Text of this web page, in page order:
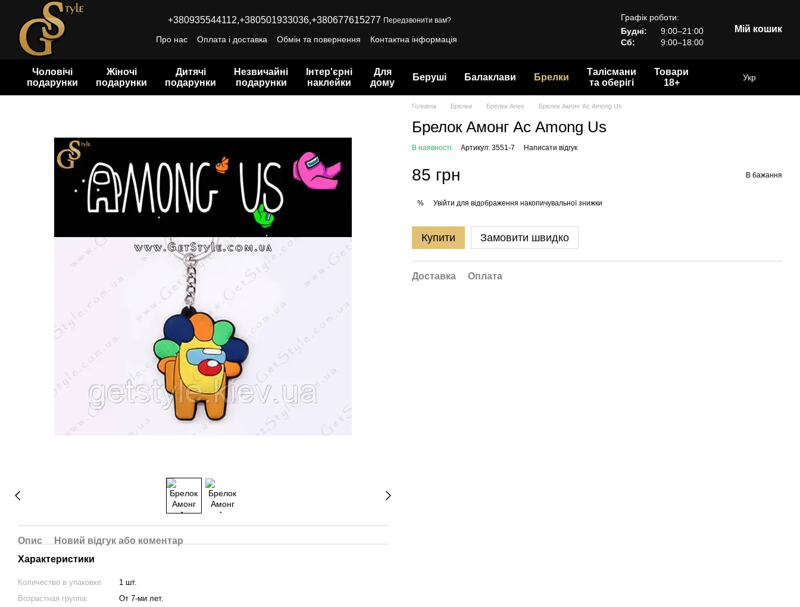
Перейти до основного контенту
+380935544112,+380501933036,+380677615277 Передзвонити вам?
Про нас Оплата і доставка Обмін та повернення Контактна інформація
Графік роботи:
Будні:
9:00–21:00
Сб:
9:00–18:00
Мій кошик
Чоловічі
подарунки
Жіночі
подарунки
Дитячі
подарунки
Незвичайні
подарунки
Інтер'єрні
наклейки
Для
дому
Беруші Балаклави Брелки
Талісмани
та оберігі
Товари
18+
Укр
Опис
Новий відгук або коментар
Характеристики
Количество в упаковке
1 шт.
Возрастная группа:
От 7-ми лет.
Головна Брелки Брелки Anex Брелок Амонг Ас Among Us
Брелок Амонг Ас Among Us
В наявності Артикул: 3551-7 Написати відгук
85 грн В бажання
% Увійти для відображення накопичувальної знижки
Купити Замовити швидко
Доставка Оплата